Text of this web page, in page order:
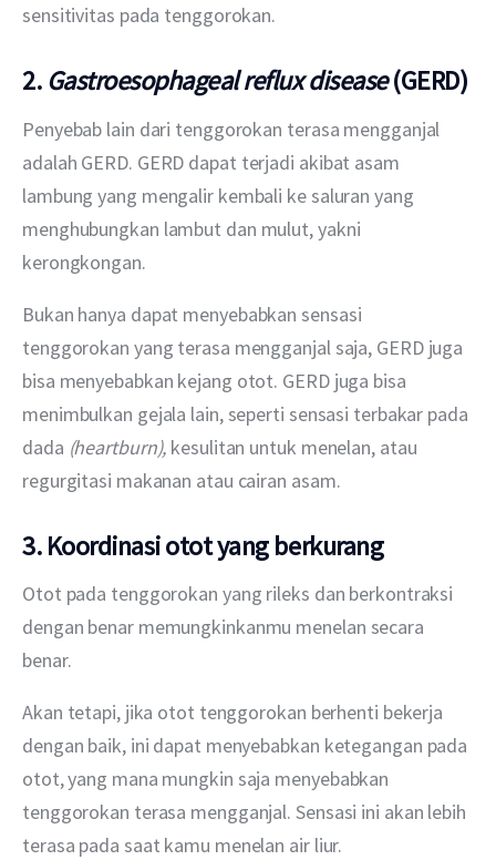
sensitivitas pada tenggorokan.
2.Gastroesophageal reflux disease(GERD)
Penyebab lain dari tenggorokan terasa mengganjal
adalah GERD. GERD dapat terjadi akibat asam
lambung yang mengalir kembali ke saluran yang
menghubungkan lambut dan mulut, yakni
kerongkongan.
Bukan hanya dapat menyebabkan sensasi
tenggorokan yang terasa mengganjal saja, GERD juga
bisa menyebabkan kejang otot. GERD juga bisa
menimbulkan gejala lain, seperti sensasi terbakar pada
dada (heartburn), kesulitan untuk menelan, atau
regurgitasi makanan atau cairan asam.
3. Koordinasi otot yang berkurang
Otot pada tenggorokan yang rileks dan berkontraksi
dengan benar memungkinkanmu menelan secara
benar.
Akan tetapi, jika otot tenggorokan berhenti bekerja
dengan baik, ini dapat menyebabkan ketegangan pada
otot, yang mana mungkin saja menyebabkan
tenggorokan terasa mengganjal. Sensasi ini akan lebih
terasa pada saat kamu menelan air liur.